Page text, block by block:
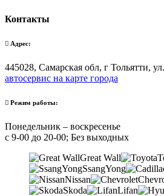
Контакты
Адрес:
445028, Самарская обл, г Тольятти,
автосервис на карте города
Режим работы:
Понедельник – воскресенье
с 9-00 до 20-00; Без выходных
Great Wall
SsangYong
Nissan
Skoda
Lifan